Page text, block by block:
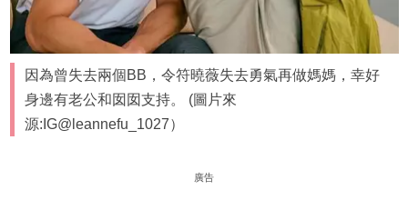
因為曾失去兩個BB，令符曉薇失去勇氣再做媽媽，幸好
身邊有老公和囡囡支持。 (圖片來
源:IG@leannefu_1027）
廣告